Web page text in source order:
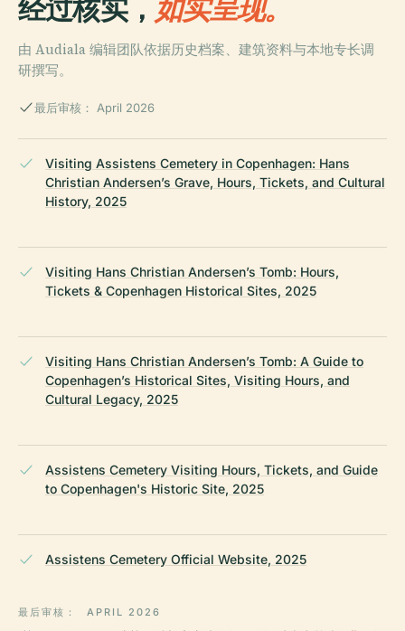
经过核实， 如实呈现。
由 Audiala 编辑团队依据历史档案、建筑资料与本地专长调
研撰写。
最后审核： April 2026
Visiting Assistens Cemetery in Copenhagen: Hans
Christian Andersen’s Grave, Hours, Tickets, and Cultural
History, 2025
Visiting Hans Christian Andersen’s Tomb: Hours,
Tickets & Copenhagen Historical Sites, 2025
Visiting Hans Christian Andersen’s Tomb: A Guide to
Copenhagen’s Historical Sites, Visiting Hours, and
Cultural Legacy, 2025
Assistens Cemetery Visiting Hours, Tickets, and Guide
to Copenhagen's Historic Site, 2025
Assistens Cemetery Official Website, 2025
最后审核： APRIL 2026